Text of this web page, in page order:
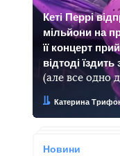
Кеті Перрі
мільйони на
її концерт
відтоді
(але все одно
Автор:Катерина
Дата:
Новини